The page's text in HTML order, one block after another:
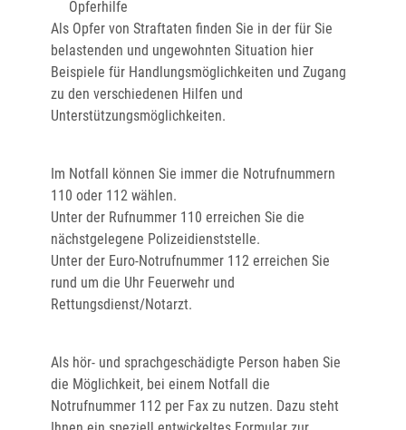
Als Opfer von Straftaten finden Sie in der für Sie
belastenden und ungewohnten Situation hier
Beispiele für Handlungsmöglichkeiten und Zugang
zu den verschiedenen Hilfen und
Unterstützungsmöglichkeiten.
Im Notfall können Sie immer die Notrufnummern
110 oder 112 wählen.
Unter der Rufnummer 110 erreichen Sie die
nächstgelegene Polizeidienststelle.
Unter der Euro-Notrufnummer 112 erreichen Sie
rund um die Uhr Feuerwehr und
Rettungsdienst/Notarzt.
Als hör- und sprachgeschädigte Person haben Sie
die Möglichkeit, bei einem Notfall die
Notrufnummer 112 per Fax zu nutzen. Dazu steht